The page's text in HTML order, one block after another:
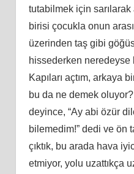
tutabilmek için
birisi çocukla onun
üzerinden taş gibi
hissederken
Kapıları açtım, arkaya
bu da ne demek
deyince, “Ay abi özür
bilemedim!” dedi ve ön
çıktık, bu arada hava
etmiyor, yolu uzattıkça